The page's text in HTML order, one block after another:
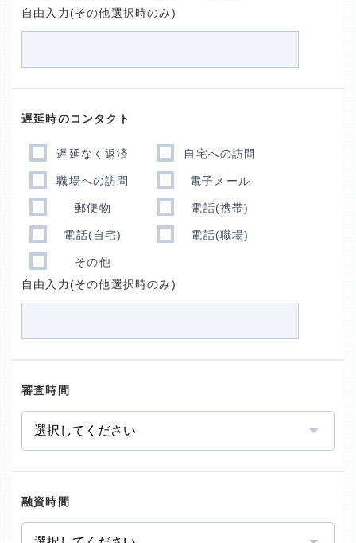
自由入力(その他選択時のみ)
遅延時のコンタクト
遅延なく返済 自宅への訪問
職場への訪問 電子メール
郵便物 電話(携帯)
電話(自宅) 電話(職場)
その他
自由入力(その他選択時のみ)
審査時間
融資時間